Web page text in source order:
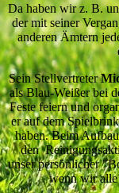
Da haben wir z. B.
der mit seiner
anderen Ämtern
Sein Stellvertreter
als Blau-Weißer bei
Feste feiern und
er auf dem
haben. Beim
den
unser persönlicher
wenn wir alle